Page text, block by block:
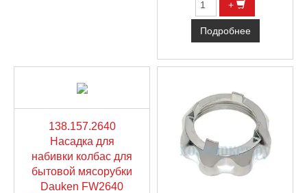
+
Подробнее
138.157.2640
Насадка для
набивки колбас для
бытовой мясорубки
Dauken FW2640